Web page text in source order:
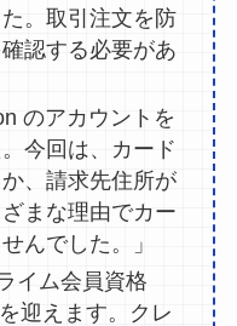
。取引注文を防
認する必要があ
のアカウントを
今回は、カード
、請求先住所が
まな理由でカー
んでした。」
イム会員資格
迎えます。クレ